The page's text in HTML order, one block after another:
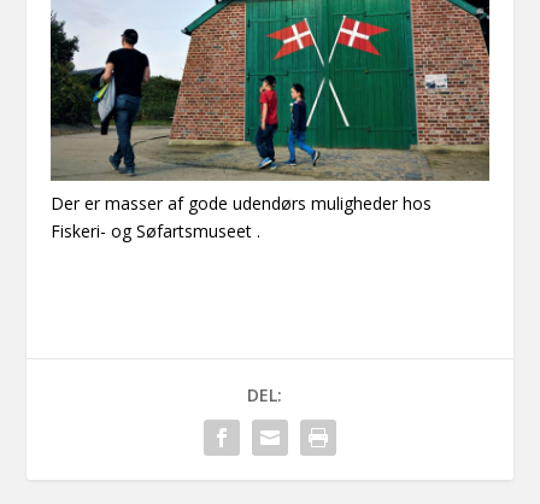
Der er masser af gode udendørs muligheder hos
Fiskeri- og Søfartsmuseet .
DEL: